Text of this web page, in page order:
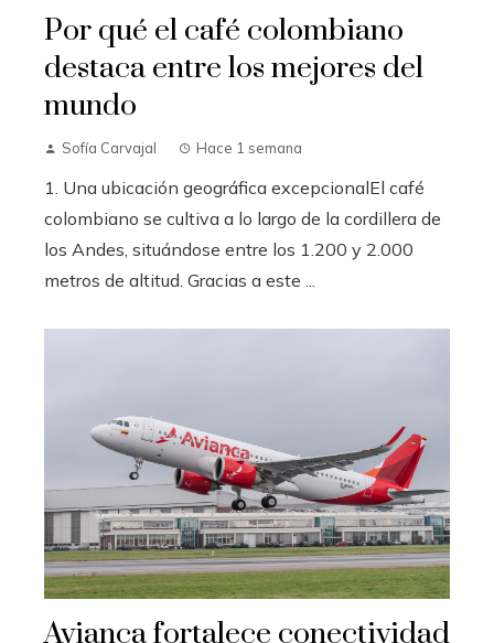
Por qué el café colombiano
destaca entre los mejores del
mundo
Sofía Carvajal Hace 1 semana
1. Una ubicación geográfica excepcionalEl café
colombiano se cultiva a lo largo de la cordillera de
los Andes, situándose entre los 1.200 y 2.000
metros de altitud. Gracias a este ...
Avianca fortalece conectividad